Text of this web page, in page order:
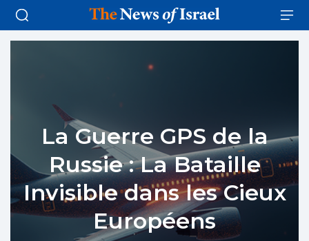
La Guerre GPS de la
Russie : La Bataille
Invisible dans les Cieux
Européens